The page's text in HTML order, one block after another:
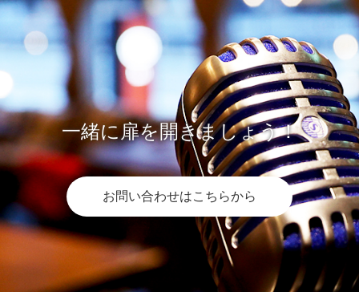
一緒に扉を開きましょう！
お問い合わせはこちらから